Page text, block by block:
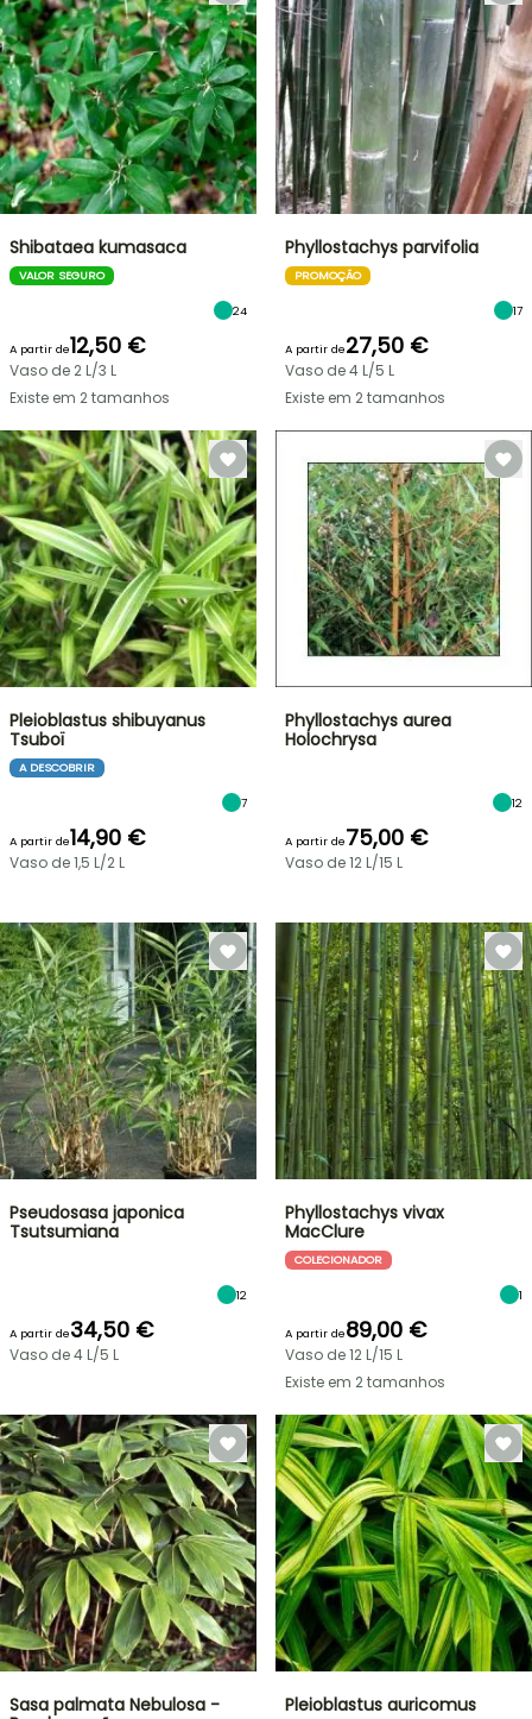
Shibataea kumasaca
VALOR SEGURO
24
A partir de12,50 €
Vaso de 2 L/3 L
Existe em 2 tamanhos
Phyllostachys parvifolia
PROMOÇÃO
17
A partir de27,50 €
Vaso de 4 L/5 L
Existe em 2 tamanhos
Pleioblastus shibuyanus
Tsuboï
A DESCOBRIR
7
A partir de14,90 €
Vaso de 1,5 L/2 L
Phyllostachys aurea
Holochrysa
12
A partir de75,00 €
Vaso de 12 L/15 L
Pseudosasa japonica
Tsutsumiana
12
A partir de34,50 €
Vaso de 4 L/5 L
Phyllostachys vivax
MacClure
COLECIONADOR
1
A partir de89,00 €
Vaso de 12 L/15 L
Existe em 2 tamanhos
Sasa palmata Nebulosa -
Pleioblastus auricomus